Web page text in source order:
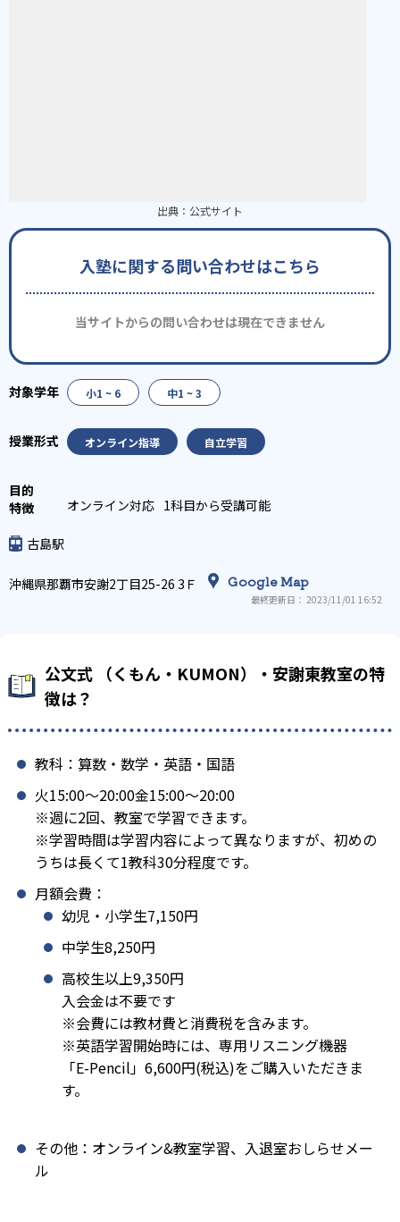
出典： 公式サイト
入塾に関する問い合わせはこちら
当サイトからの問い合わせは現在できません
小1 ~ 6 中1 ~ 3
オンライン指導 自立学習
オンライン対応 1科目から受講可能
古島駅
沖縄県那覇市安謝2丁目25-26 3Ｆ Google Map
最終更新日： 2023/11/01 16:52
公文式 （くもん・KUMON）・安謝東教室の特
徴は？
教科：算数・数学・英語・国語
火15:00〜20:00金15:00〜20:00
※週に2回、教室で学習できます。
※学習時間は学習内容によって異なりますが、初めの
うちは長くて1教科30分程度です。
月額会費：
幼児・小学生7,150円
中学生8,250円
高校生以上9,350円
入会金は不要です
※会費には教材費と消費税を含みます。
※英語学習開始時には、専用リスニング機器
「E-Pencil」6,600円(税込)をご購入いただきま
す。
その他：オンライン&教室学習、入退室おしらせメー
ル